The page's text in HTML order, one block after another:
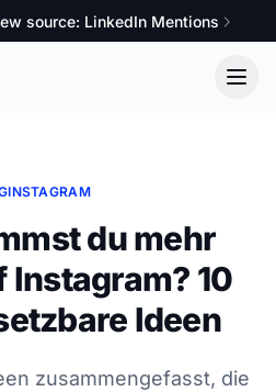
source: LinkedIn Mentions
INSTAGRAM
du mehr
10
Ideen
zusammengefasst, die